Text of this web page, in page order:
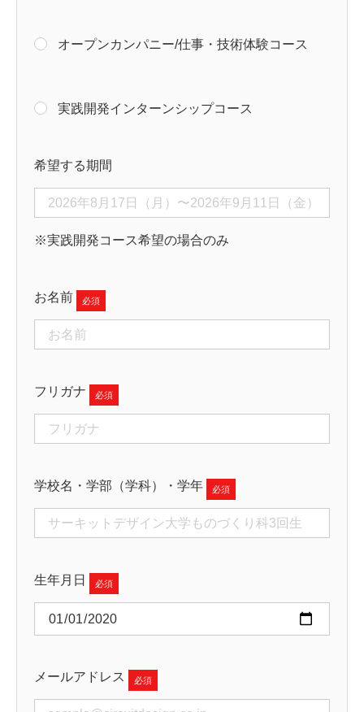
オープンカンパニー/仕事・技術体験コース
実践開発インターンシップコース
希望する期間
※実践開発コース希望の場合のみ
お名前
フリガナ
学校名・学部（学科）・学年
生年月日
メールアドレス